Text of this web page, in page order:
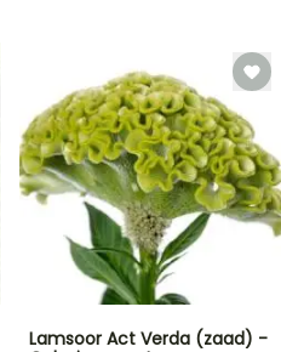
Lamsoor Act Verda (zaad) -